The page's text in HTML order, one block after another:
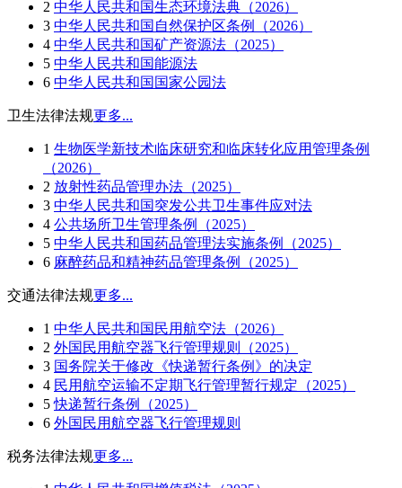
2 中华人民共和国生态环境法典（2026）
3 中华人民共和国自然保护区条例（2026）
4 中华人民共和国矿产资源法（2025）
5 中华人民共和国能源法
6 中华人民共和国国家公园法
卫生法律法规更多...
1 生物医学新技术临床研究和临床转化应用管理条例
（2026）
2 放射性药品管理办法（2025）
3 中华人民共和国突发公共卫生事件应对法
4 公共场所卫生管理条例（2025）
5 中华人民共和国药品管理法实施条例（2025）
6 麻醉药品和精神药品管理条例（2025）
交通法律法规更多...
1 中华人民共和国民用航空法（2026）
2 外国民用航空器飞行管理规则（2025）
3 国务院关于修改《快递暂行条例》的决定
4 民用航空运输不定期飞行管理暂行规定（2025）
5 快递暂行条例（2025）
6 外国民用航空器飞行管理规则
税务法律法规更多...